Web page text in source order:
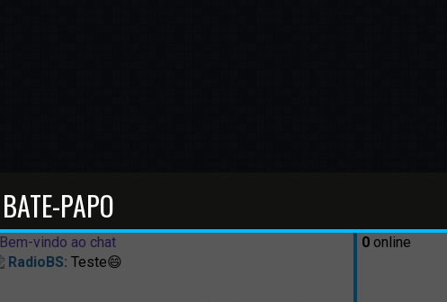
BATE-PAPO
Bem-vindo ao chat
RadioBS: Teste😄
0online